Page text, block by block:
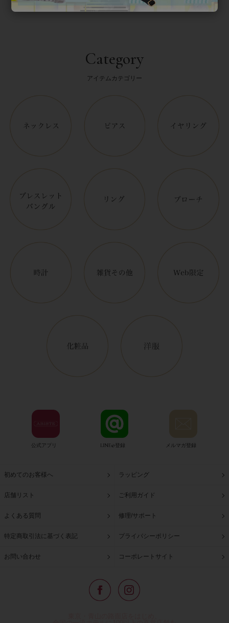
Category
アイテムカテゴリー
公式アプリ LINE@登録 メルマガ登録
初めてのお客様へ ラッピング
店舗リスト ご利用ガイド
よくある質問 修理/サポート
特定商取引法に基づく表記 プライバシーポリシー
お問い合わせ コーポレートサイト